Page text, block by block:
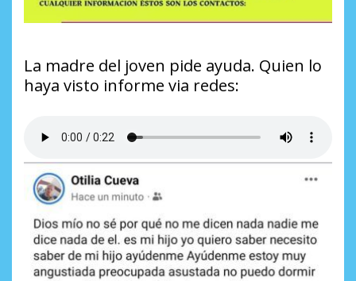
La madre del joven pide ayuda. Quien lo
haya visto informe via redes: